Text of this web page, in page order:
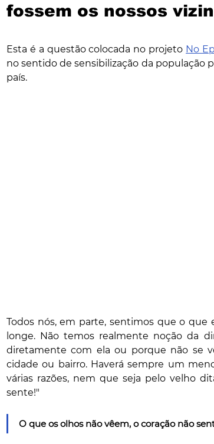
fossem os nossos
Esta é a questão colocada no projeto No
no sentido de sensibilização da população
país.
Todos nós, em parte, sentimos que o que
longe. Não temos realmente noção da
diretamente com ela ou porque não se
cidade ou bairro. Haverá sempre um
várias razões, nem que seja pelo velho
sente!"
O que os olhos não vêem, o coração não